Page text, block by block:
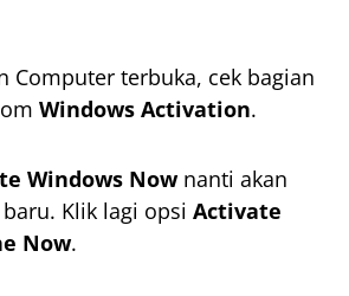
Computer terbuka, cek bagian
Windows Activation.
Windows Nownanti akan
Klik lagi opsi Activate
Now.